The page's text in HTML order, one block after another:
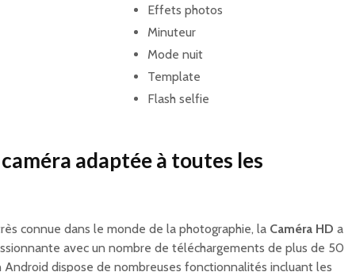
Effets photos
Minuteur
Mode nuit
Template
Flash selfie
caméra adaptée à toutes les
connue dans le monde de la photographie, la Caméra HD a
avec un nombre de téléchargements de plus de 50
dispose de nombreuses fonctionnalités incluant les